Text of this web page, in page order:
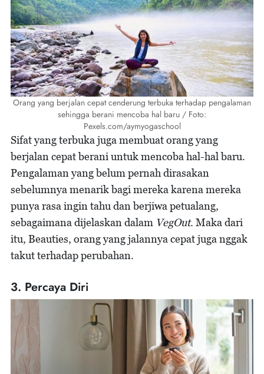
Orang yang berjalan cepat cenderung terbuka terhadap pengalaman
sehingga berani mencoba hal baru / Foto:
Pexels.com/aymyogaschool
Sifat yang terbuka juga membuat orang yang
berjalan cepat berani untuk mencoba hal-hal baru.
Pengalaman yang belum pernah dirasakan
sebelumnya menarik bagi mereka karena mereka
punya rasa ingin tahu dan berjiwa petualang,
sebagaimana dijelaskan dalam VegOut. Maka dari
itu, Beauties, orang yang jalannya cepat juga nggak
takut terhadap perubahan.
3. Percaya Diri